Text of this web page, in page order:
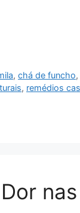
,chá de funcho
, remédios